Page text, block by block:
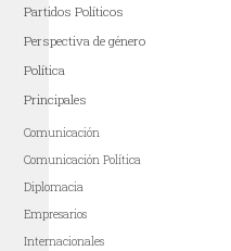
Partidos Políticos
Perspectiva de género
Política
Principales
Comunicación
Comunicación Política
Diplomacia
Empresarios
Internacionales